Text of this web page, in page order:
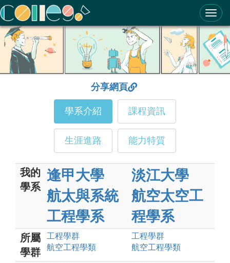
ColleGo! 大學選才與高中育才輔助系統
分享網頁
學系介紹 課程資訊
生涯進路 能力特質
我的
學系
逢甲大學
航太與系統
工程學系
淡江大學
航空太空工
程學系
所屬
學群
工程學群
航空工程學類
工程學群
航空工程學類